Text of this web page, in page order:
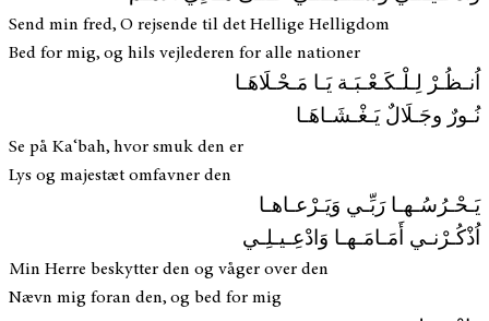
Send min fred, O rejsende til det Hellige Helligdom
Bed for mig, og hils vejlederen for alle nationer
اُنـظُـرْ لِـلْـكَـعْـبَـة يَـا مَـحْـلَاهَـا
نُـورٌ وجَـلَالٌ يَـغْـشَـاهَـا
Se på Ka‘bah, hvor smuk den er
Lys og majestæt omfavner den
يَـحْـرُسُـهـا رَبِّـي وَيَـرْعـاهـا
اُذْكُـرْنـي أَمَـامَـهـا وَادْعِـيـلِـي
Min Herre beskytter den og våger over den
Nævn mig foran den, og bed for mig